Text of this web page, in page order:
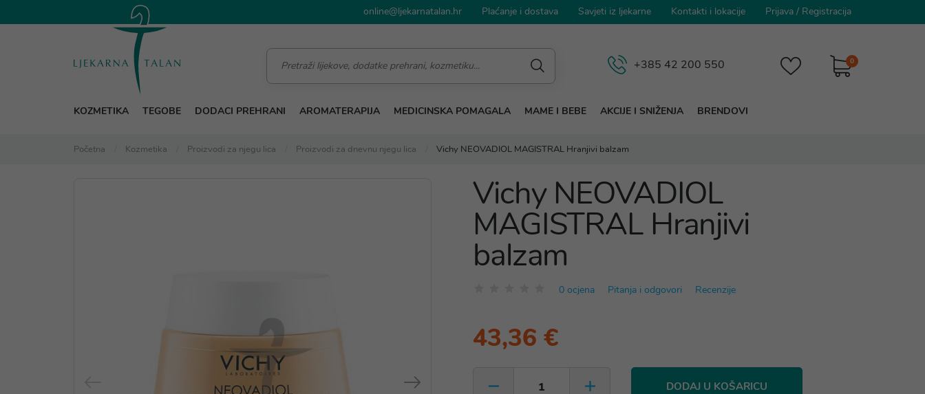
online@ljekarnatalan.hr Plaćanje i dostava Savjeti iz ljekarne Kontakti i lokacije Prijava / Registracija
0
+385 42 200 550
KOZMETIKA TEGOBE DODACI PREHRANI AROMATERAPIJA MEDICINSKA POMAGALA MAME I BEBE AKCIJE I SNIŽENJA BRENDOVI
Početna Kozmetika Proizvodi za njegu lica Proizvodi za dnevnu njegu lica Vichy NEOVADIOL MAGISTRAL Hranjivi balzam
Vichy NEOVADIOL
MAGISTRAL Hranjivi
balzam
0 ocjena Pitanja i odgovori Recenzije
43,36 €
DODAJ U KOŠARICU